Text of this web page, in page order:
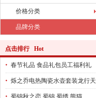
价格分类
品牌分类
点击排行 Hot
春节礼品 食品礼包员工福利礼
烁之乔电热陶瓷水壶套装龙行天
蜀锦秋之恋 蜀锦 蜀绣 熊猫